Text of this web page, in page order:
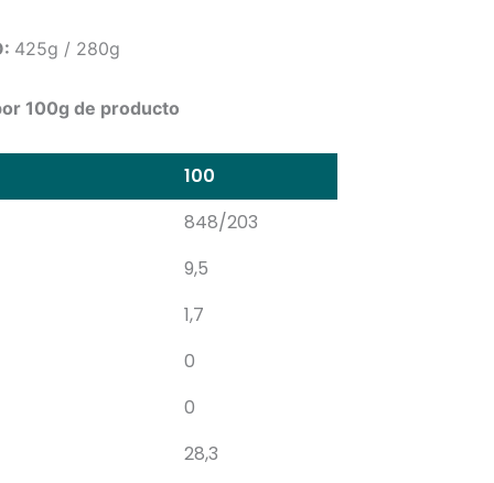
425g / 280g
100g de producto
100
848/203
9,5
1,7
0
0
28,3